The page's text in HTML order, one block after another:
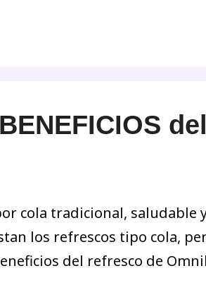
cola tradicional, saludable
los refrescos tipo cola,
del refresco de